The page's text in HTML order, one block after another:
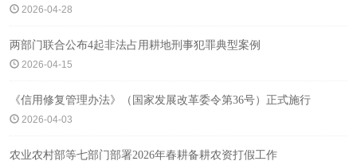
2026-04-28
两部门联合公布4起非法占用耕地刑事犯罪典型案例
2026-04-15
《信用修复管理办法》（国家发展改革委令第36号）正式施行
2026-04-03
农业农村部等七部门部署2026年春耕备耕农资打假工作